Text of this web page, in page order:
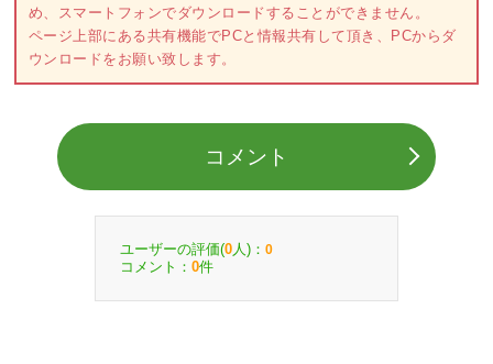
め、スマートフォンでダウンロードすることができません。
ページ上部にある共有機能でPCと情報共有して頂き、PCからダ
ウンロードをお願い致します。
コメント
ユーザーの評価(0 人)： 0
コメント： 0件